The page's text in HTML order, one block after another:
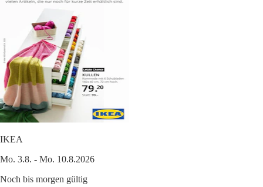
IKEA
Mo. 3.8. - Mo. 10.8.2026
Noch bis morgen gültig